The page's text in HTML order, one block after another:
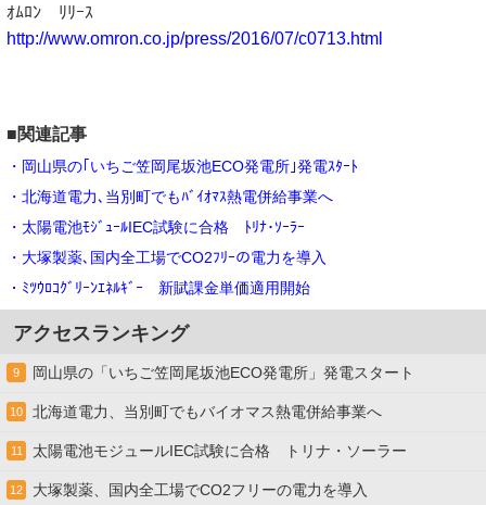
ｵﾑﾛﾝ ﾘﾘｰｽ
http://www.omron.co.jp/press/2016/07/c0713.html
■関連記事
・岡山県の｢いちご笠岡尾坂池ECO発電所｣発電ｽﾀｰﾄ
・北海道電力､当別町でもﾊﾞｲｵﾏｽ熱電併給事業へ
・太陽電池ﾓｼﾞｭｰﾙIEC試験に合格 ﾄﾘﾅ･ｿｰﾗｰ
・大塚製薬､国内全工場でCO2ﾌﾘｰの電力を導入
・ﾐﾂｳﾛｺｸﾞﾘｰﾝｴﾈﾙｷﾞｰ 新賦課金単価適用開始
アクセスランキング
9 岡山県の「いちご笠岡尾坂池ECO発電所」発電スタート
10 北海道電力、当別町でもバイオマス熱電併給事業へ
11 太陽電池モジュールIEC試験に合格 トリナ・ソーラー
12 大塚製薬、国内全工場でCO2フリーの電力を導入